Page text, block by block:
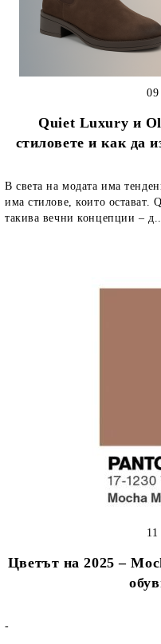
Quiet Luxury и
стиловете и как да
В света на модата има
има стилове, които
такива вечни концепции –
Цветът на 2025 –
-